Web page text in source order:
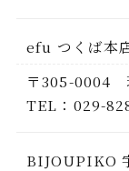
efu つくば本
〒305-0004
TEL：029-
BIJOUPIKO